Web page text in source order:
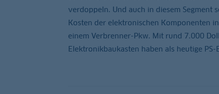
verdoppeln. Und auch in diesem
Kosten der elektronischen Komponenten
einem Verbrenner-Pkw. Mit rund 7.000
Elektronikbaukasten haben als heutige